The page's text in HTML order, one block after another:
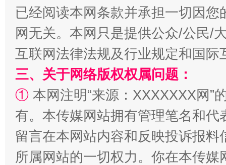
全民健身五年计划来了！等你上场
已经阅读本网条款并承担一切因
网无关。本网只是提供公众/公民/
互联网法律法规及行业规定和国
三、关于网络版权权属问题：
① 本网注明“来源：XXXXXXX网”
有。本传媒网站拥有管理笔名和
留言在本网站内容和反映投诉报
所属网站的一切权力。你在本传